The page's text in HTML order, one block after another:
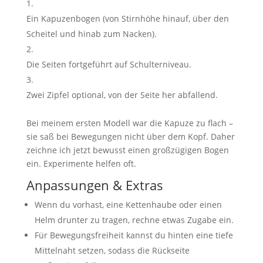
Ein Kapuzenbogen (von Stirnhöhe hinauf, über den
Scheitel und hinab zum Nacken).
Die Seiten fortgeführt auf Schulterniveau.
Zwei Zipfel optional, von der Seite her abfallend.
Bei meinem ersten Modell war die Kapuze zu flach –
sie saß bei Bewegungen nicht über dem Kopf. Daher
zeichne ich jetzt bewusst einen großzügigen Bogen
ein. Experimente helfen oft.
Anpassungen & Extras
Wenn du vorhast, eine Kettenhaube oder einen
Helm drunter zu tragen, rechne etwas Zugabe ein.
Für Bewegungsfreiheit kannst du hinten eine tiefe
Mittelnaht setzen, sodass die Rückseite